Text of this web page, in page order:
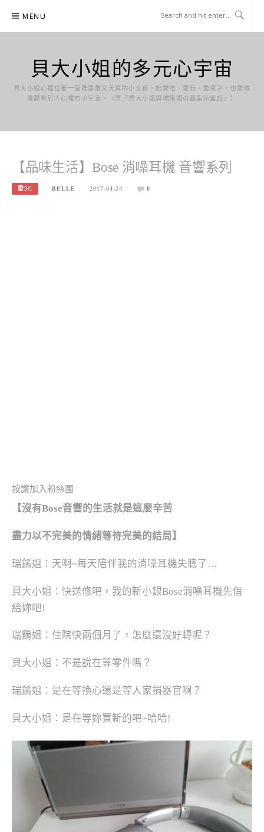
content
MENU
貝大小姐的多元心宇宙
貝大小姐心裡住著一個既勇敢又天真的小女孩，她愛吃、愛玩、愛寫字，也愛偷
偷觀察別人心裡的小宇宙。（原『貝大小姐與瑞餚姐の囂脂私蜜話』）
【品味生活】Bose 消噪耳機 音響系列
愛3C BELLE 2017-04-24 0
按讚加入粉絲團
【沒有Bose音響的生活就是這麼辛苦
盡力以不完美的情緒等待完美的結局】
瑞餚姐：天啊~每天陪伴我的消噪耳機失聰了…
貝大小姐：快送修吧，我的新小銀Bose消噪耳機先借
給妳吧!
瑞餚姐：住院快兩個月了，怎麼還沒好轉呢？
貝大小姐：不是說在等零件嗎？
瑞餚姐：是在等換心還是等人家捐器官啊？
貝大小姐：是在等妳買新的吧~哈哈!